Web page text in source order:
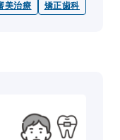
し、見た...
美治療 矯正歯科